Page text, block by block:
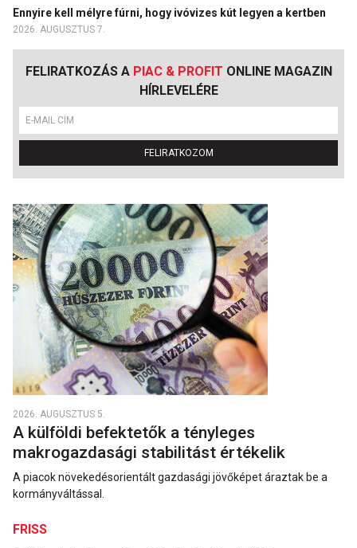
Ennyire kell mélyre fúrni, hogy ivóvizes kút legyen a kertben
2026. AUGUSZTUS 7.
FELIRATKOZÁS A PIAC & PROFIT ONLINE MAGAZIN
HÍRLEVELÉRE
FELIRATKOZOM
2026. AUGUSZTUS 5.
A külföldi befektetők a tényleges
makrogazdasági stabilitást értékelik
A piacok növekedésorientált gazdasági jövőképet áraztak be a
kormányváltással.
FRISS